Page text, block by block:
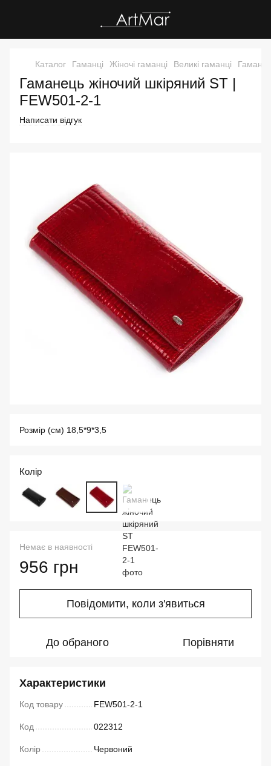
Каталог Гаманці Жіночі гаманці Великі гаманці
Гаманець жіночий шкіряний ST |
FEW501-2-1
Написати відгук
Розмір (см) 18,5*9*3,5
Колір
Немає в наявності
956 грн
Повідомити, коли з'явиться
До обраного Порівняти
Характеристики
Код товару FEW501-2-1
Код 022312
Колір Червоний